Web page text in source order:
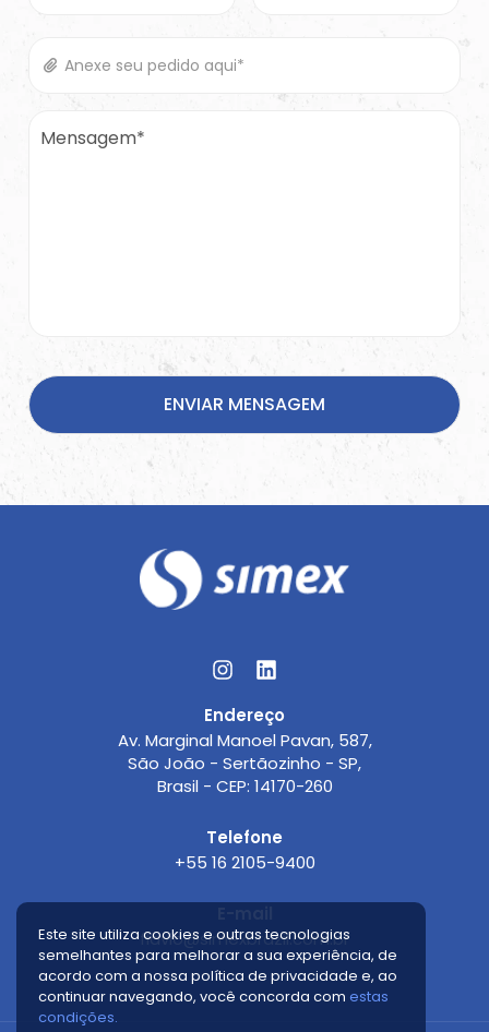
Anexe seu pedido aqui*
Mensagem*
Endereço
Av. Marginal Manoel Pavan, 587,
São João - Sertãozinho - SP,
Brasil - CEP: 14170-260
Telefone
+55 16 2105-9400
flavio@simexbrazil.com.br
Este site utiliza cookies e outras tecnologias
semelhantes para melhorar a sua experiência, de
acordo com a nossa polí­tica de privacidade e, ao
continuar navegando, você concorda com estas
condições.